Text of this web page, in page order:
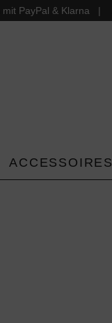
mit PayPal & Klarna
ACCESSOIRES